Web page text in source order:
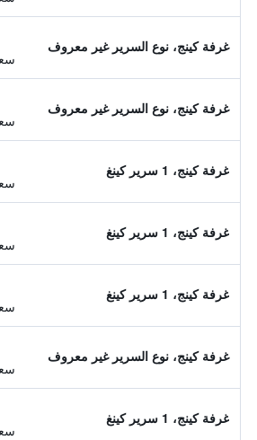
غرفة كينج، نوع السرير غير معروف
غرفة كينج، نوع السرير غير معروف
غرفة كينج، 1 سرير كينغ
غرفة كينج، 1 سرير كينغ
غرفة كينج، 1 سرير كينغ
غرفة كينج، نوع السرير غير معروف
غرفة كينج، 1 سرير كينغ